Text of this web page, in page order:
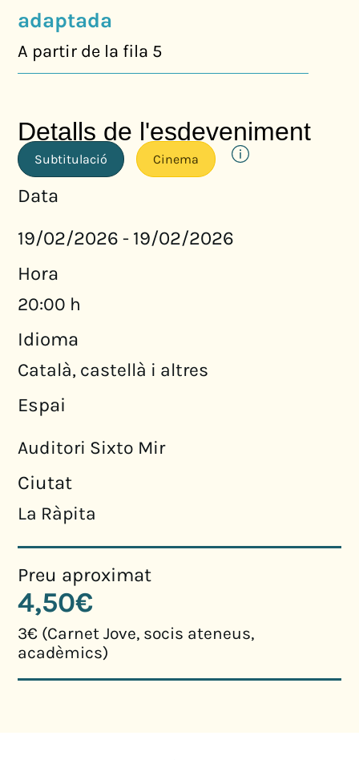
adaptada
A partir de la fila 5
Detalls de l'esdeveniment
Subtitulació Cinema
Data
19/02/2026 - 19/02/2026
Hora
20:00 h
Idioma
Català, castellà i altres
Espai
Auditori Sixto Mir
Ciutat
La Ràpita
Preu aproximat
4,50€
3€ (Carnet Jove, socis ateneus,
acadèmics)